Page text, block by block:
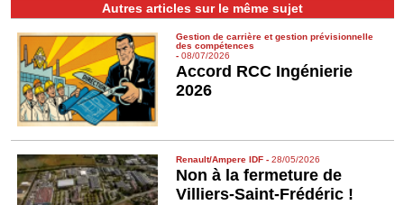
Autres articles sur le même sujet
Gestion de carrière et gestion prévisionnelle
des compétences
-08/07/2026
Accord RCC Ingénierie
2026
Renault/Ampere IDF -28/05/2026
Non à la fermeture de
Villiers-Saint-Frédéric !